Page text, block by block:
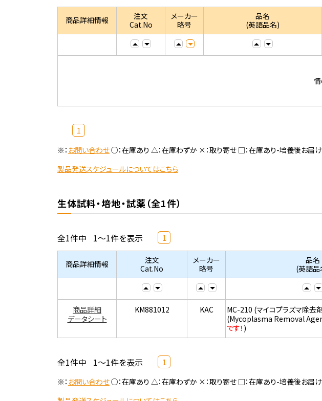
商品詳細情報
注文
Cat.No
メーカー
略号
品名
(英語品名)
1
※： お問い合わせ○：在庫あり △：在庫わずか ×：取り寄せ □：在庫あり-培養後お届け
製品発送スケジュールについてはこちら
生体試料・培地・試薬（全1件）
全1件中 1～1件を表示 1
商品詳細情報
注文
Cat.No
メーカー
略号
品名
(英語品
商品詳細
データシート
KM881012 KAC
MC-210 (マイコプラズマ除去
(Mycoplasma Removal
です！ )
全1件中 1～1件を表示 1
※： お問い合わせ○：在庫あり △：在庫わずか ×：取り寄せ □：在庫あり-培養後お届け